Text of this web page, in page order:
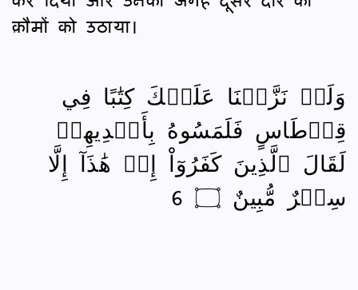
क़ौमों को उठाया।
وَلَوۡ نَزَّلۡنَا عَلَيۡكَ كِتَٰبًا فِي
قِرۡطَاسٍ فَلَمَسُوهُ بِأَيۡدِيهِمۡ
لَقَالَ ٱلَّذِينَ كَفَرُوٓاْ إِنۡ هَٰذَآ إِلَّا
سِحۡرٌ مُّبِينٌ ۝ 6